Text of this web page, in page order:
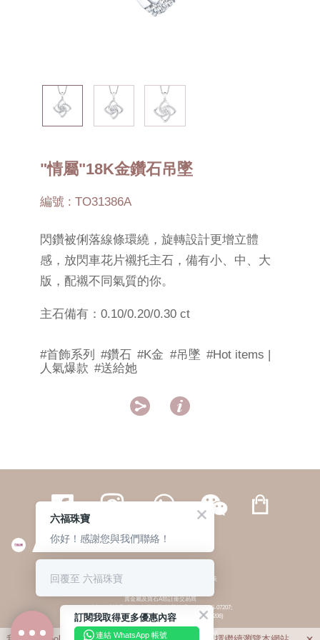
"情屬"18K金鑽石吊墜
編號 : TO31386A
閃鑽被俐落線條環繞，旋轉設計更增立體
感，放閃車花片襯托主石，備有小、中、大
版，配襯不同氣質的你。
主石備有：0.10/0.20/0.30 ct
#首飾系列 #鑽石 #K金 #吊墜 #Hot items |
人氣爆款 #送給她
 
繁體 | 簡体
© 六福集團 版權所有 不得轉載 私隱政策
貴金屬及寶石A類註冊交易商
(六福企業禮品(國際)有限公司-註冊號碼:A-B-24-05-07207;
六福電子商貿有限公司-註冊號碼:A-B-24-05-07206)
貴金屬及寶石B類註冊交易商
(六福集團有限公司-註冊號碼:B-B-24-05-07258;
訂閱我取得更多優惠內容
連結 WhatsApp 帳號
六福珠寶
你好！感謝您與我們聯絡！
回覆至 六福珠寶